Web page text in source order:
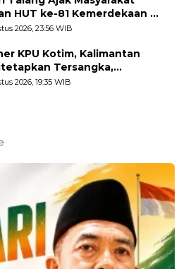
HUT ke-81 Kemerdekaan RI
Bendera Merah
2026, 23:56 WIB
KPU Kotim, Kalimantan
Tersangka,
ditaksir 10 Milyard
2026, 19:35 WIB